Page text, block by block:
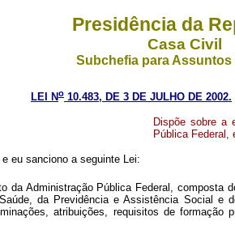
Presidência da
Casa Civil
Subchefia para
LEI No 10.483, DE 3 DE JULHO DE 2002.
Dispõe sobre a
Pública Federal,
eu sanciono a seguinte Lei:
Administração Pública Federal, composta
da Previdência e Assistência Social e
atribuições, requisitos de